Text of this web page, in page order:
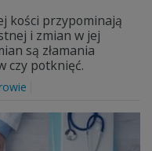
kości przypominają
i zmian w jej
są złamania
czy potknięć.